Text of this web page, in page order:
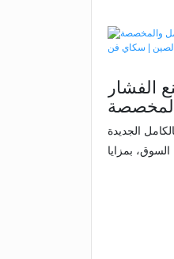
مدينة
غرفة
الفشار
| سكاي
فن
الجديدة
السوق، بمزايا